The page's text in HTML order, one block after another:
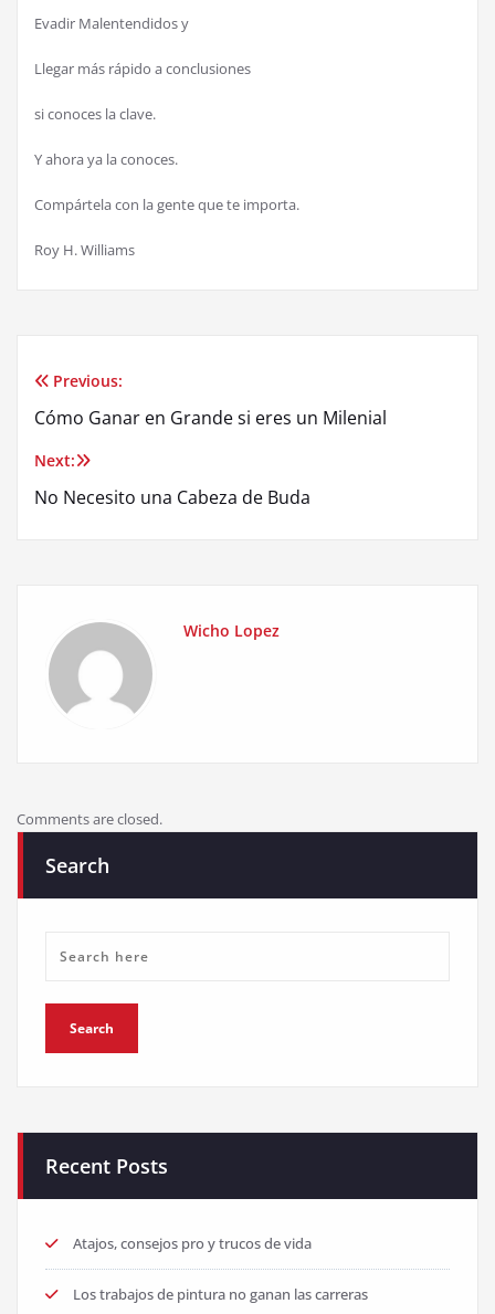
Evadir Malentendidos y
Llegar más rápido a conclusiones
si conoces la clave.
Y ahora ya la conoces.
Compártela con la gente que te importa.
Roy H. Williams
Post
navigation
Previous:
Cómo Ganar en Grande si eres un Milenial
Next:
No Necesito una Cabeza de Buda
Wicho Lopez
Comments are closed.
Search
Recent Posts
Atajos, consejos pro y trucos de vida
Los trabajos de pintura no ganan las carreras